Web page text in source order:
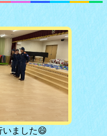
いました😄